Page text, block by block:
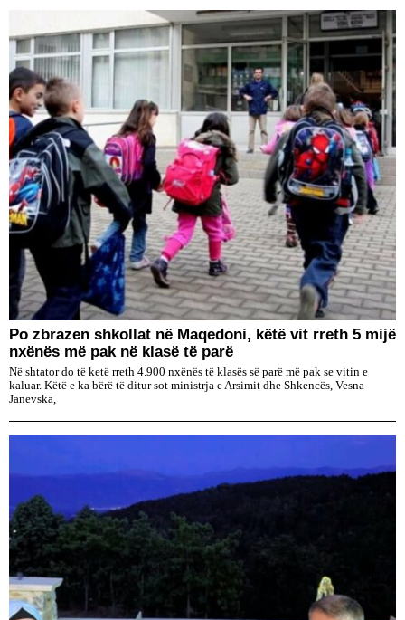
Po zbrazen shkollat në Maqedoni, këtë vit rreth 5 mijë
nxënës më pak në klasë të parë
Në shtator do të ketë rreth 4.900 nxënës të klasës së parë më pak se vitin e
kaluar. Këtë e ka bërë të ditur sot ministrja e Arsimit dhe Shkencës, Vesna
Janevska,